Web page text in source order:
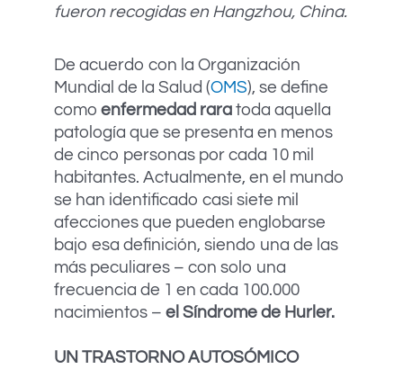
fueron recogidas en Hangzhou, China.
De acuerdo con la Organización
Mundial de la Salud (OMS), se define
como enfermedad rara toda aquella
patología que se presenta en menos
de cinco personas por cada 10 mil
habitantes. Actualmente, en el mundo
se han identificado casi siete mil
afecciones que pueden englobarse
bajo esa definición, siendo una de las
más peculiares – con solo una
frecuencia de 1 en cada 100.000
nacimientos – el Síndrome de Hurler.
UN TRASTORNO AUTOSÓMICO